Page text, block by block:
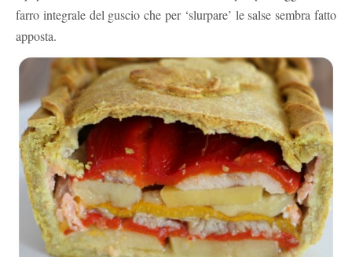
farro integrale del guscio che per ‘slurpare’ le salse sembra fatto
apposta.